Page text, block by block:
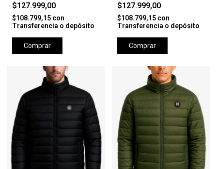
$127.999,00
$108.799,15 con
Transferencia o depósito
Comprar
$127.999,00
$108.799,15 con
Transferencia o depósito
Comprar